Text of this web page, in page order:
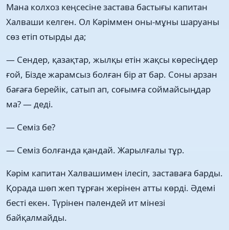
Мана колхоз кеңсесіне застава бастығы капитан
Халваши келген. Ол Кәріммен оны-мұны шаруаны
сөз етіп отырды да;
— Сендер, қазақтар, жылқы етін жақсы көресіңдер
ғой, Бізде жарамсыз болған бір ат бар. Соны арзан
бағаға берейік, сатып ап, соғымға соймайсыңдар
ма? — деді.
— Семіз бе?
— Семіз болғанда қандай. Жарылғалы тұр.
Кәрім капитан Халвашимен ілесіп, заставаға барды.
Қорада шөп жеп тұрған жерінен атты көрді. Әдемі
бесті екен. Түрінен пәлендей ит мінезі
байқалмайды.